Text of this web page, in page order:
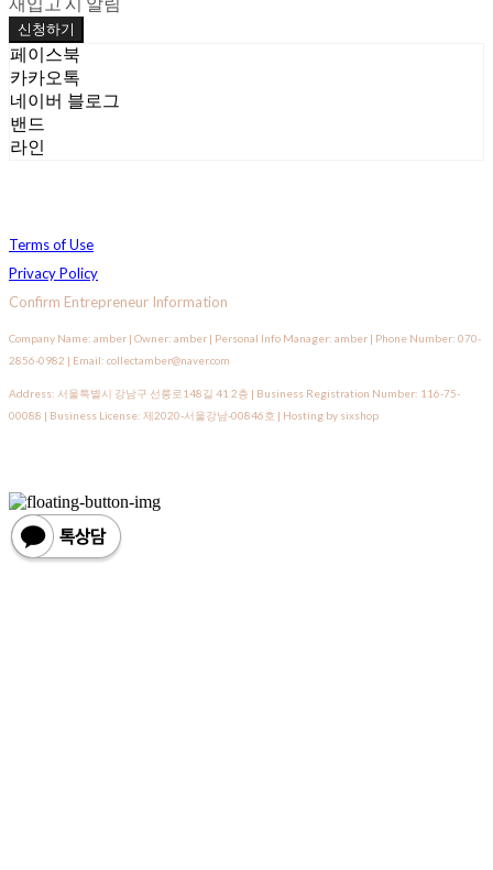
신청하기
페이스북
카카오톡
네이버 블로그
밴드
라인
Terms of Use
Privacy Policy
Confirm Entrepreneur Information
Company Name: amber | Owner: amber | Personal Info Manager: amber | Phone Number: 070-
2856-0982 | Email: collectamber@naver.com
Address: 서울특별시 강남구 선릉로148길 41 2층 | Business Registration Number: 116-75-
00088 | Business License: 제2020-서울강남-00846호 | Hosting by sixshop